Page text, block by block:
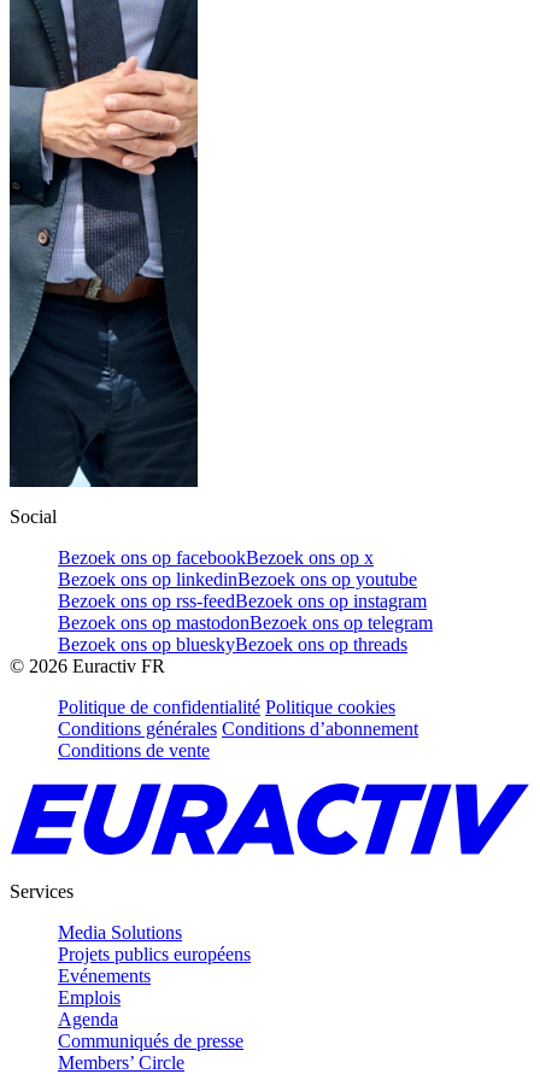
Social
Bezoek ons op facebookBezoek ons op x
Bezoek ons op linkedinBezoek ons op youtube
Bezoek ons op rss-feedBezoek ons op instagram
Bezoek ons op mastodonBezoek ons op telegram
Bezoek ons op blueskyBezoek ons op threads
© 2026 Euractiv FR
Politique de confidentialité Politique cookies
Conditions générales Conditions d’abonnement
Conditions de vente
Services
Media Solutions
Projets publics européens
Evénements
Emplois
Agenda
Communiqués de presse
Members’ Circle